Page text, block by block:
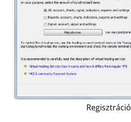
Regisztráció